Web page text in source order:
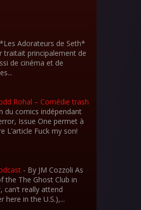
*Les Adorateurs de Seth*
traitait principalement de
de cinéma et de
Rohal – Comédie trash
du comics indépendant
Issue One permet à
L’article Fuck my son!
- By JM Cozzoli As
the The Ghost Club in
really attend
here in the U.S.),...